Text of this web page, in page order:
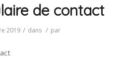
de contact
2019 / dans / par